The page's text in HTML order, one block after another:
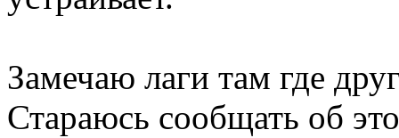
Замечаю лаги там где
Стараюсь сообщать об